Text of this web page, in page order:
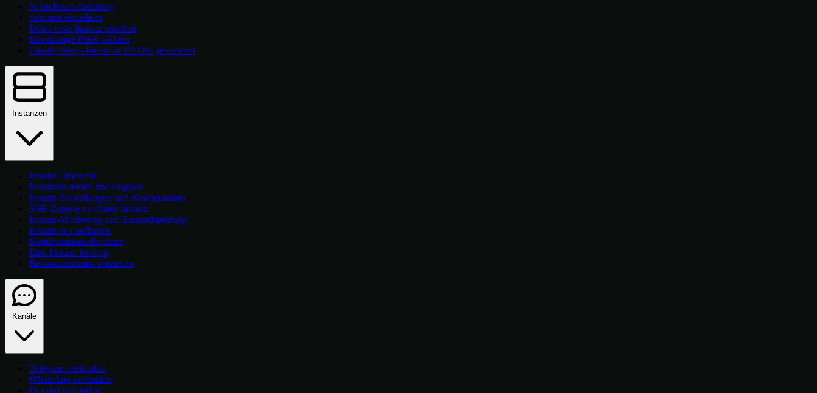
Schnellstart-Anleitung
Account einrichten
Deine erste Instanz erstellen
Das richtige Paket wählen
Claude Setup-Token für BYOK generieren
Instanzen
Instanz-Übersicht
Instanzen starten und stoppen
Instanz-Einstellungen und Konfiguration
SSH-Zugang zu deiner Instanz
Instanz-Monitoring und Zustandsprüfung
Instanz neu aufbauen
Konfigurations-Backups
Eine Instanz löschen
Ressourcenlimits verstehen
Kanäle
Telegram verbinden
WhatsApp verbinden
Discord verbinden